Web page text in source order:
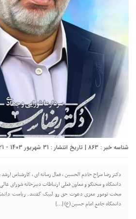
شناسه خبر : 863 | تاریخ انتشار : 31 شهریور 1403 - 17:21 | ارسال توسط :
دکتر رضا سراج خادم الحسین ، فعال رسانه ای ، کارشناس
دانشگاه و سخنگو و معاون فعلی ارتباطات دبیرخانه شورای
سخت تومور مغزی دعوت حق رو لبیک گفتند. ریاست
دانشگاه جامع امام حسین (ع) […]